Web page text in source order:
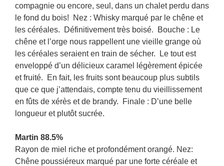
compagnie ou encore, seul, dans un chalet perdu dans
le fond du bois! Nez : Whisky marqué par le chêne et
les céréales. Définitivement très boisé. Bouche : Le
chêne et l’orge nous rappellent une vieille grange où
les céréales seraient en train de sécher. Le tout est
enveloppé d’un délicieux caramel légèrement épicée
et fruité. En fait, les fruits sont beaucoup plus subtils
que ce que j’attendais, compte tenu du vieillissement
en fûts de xérès et de brandy. Finale : D’une belle
longueur et plutôt sucrée.
Martin 88.5%
Rayon de miel riche et profondément orangé. Nez:
Chêne poussiéreux marqué par une forte céréale et